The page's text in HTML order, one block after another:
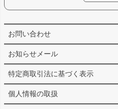
お問い合わせ
お知らせメール
特定商取引法に基づく表示
個人情報の取扱